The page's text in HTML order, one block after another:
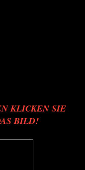
KLICKEN SIE
BILD!